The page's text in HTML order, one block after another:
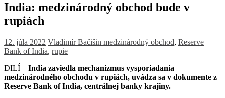
India: medzinárodný obchod bude v
rupiách
12. júla 2022 Vladimír Bačišin medzinárodný obchod, Reserve
Bank of India, rupie
DILÍ – India zaviedla mechanizmus vysporiadania
medzinárodného obchodu v rupiách, uvádza sa v dokumente z
Reserve Bank of India, centrálnej banky krajiny.